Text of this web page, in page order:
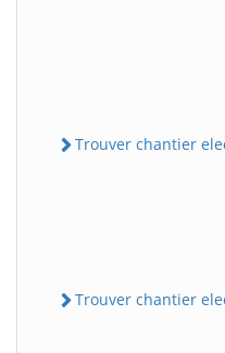
Trouver chantier
Trouver chantier